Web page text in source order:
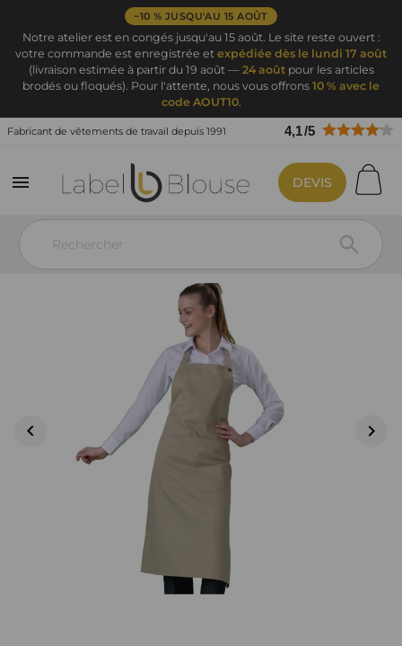
−10 % JUSQU'AU 15 AOÛT
Notre atelier est en congés jusqu'au 15 août. Le site reste ouvert :
votre commande est enregistrée et expédiée dès le lundi 17 août
(livraison estimée à partir du 19 août — 24 aoûtpour les articles
brodés ou floqués). Pour l'attente, nous vous offrons 10 % avec le
code AOUT10.
Fabricant de vêtements de travail depuis 1991 4,1/5


DEVIS
Vêtement de travail Vêtements de cuisine
Tablier de cuisine
 